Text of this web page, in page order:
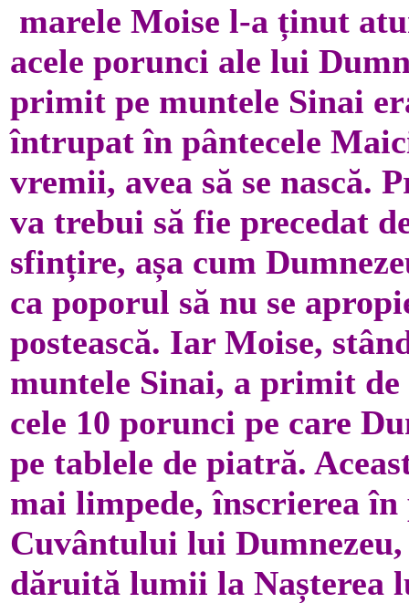
marele Moise l-a ținut
acele porunci ale lui
primit pe muntele Sinai
întrupat în pântecele
vremii, avea să se nască.
va trebui să fie precedat
sfințire, așa cum
ca poporul să nu se
postească. Iar Moise,
muntele Sinai, a primit de
cele 10 porunci pe care
pe tablele de piatră.
mai limpede, înscrierea în
Cuvântului lui Dumnezeu,
dăruită lumii la Nașterea